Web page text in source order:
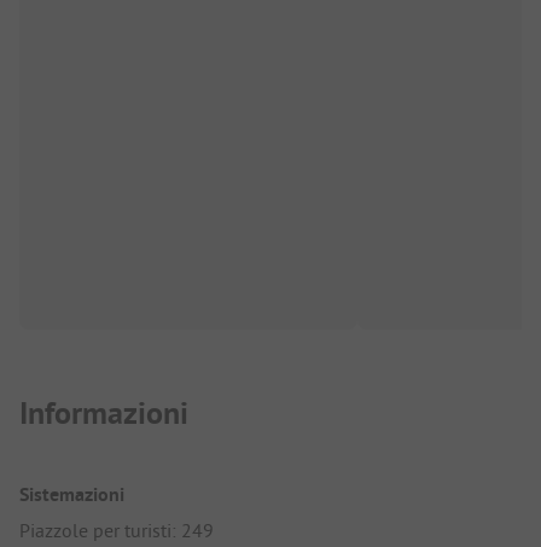
Informazioni
Sistemazioni
Piazzole per turisti: 249